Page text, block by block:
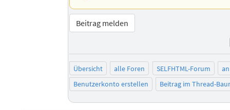
Beitrag melden
Übersicht alle Foren SELFHTML-Forum
Benutzerkonto erstellen
Beitrag im Thread-